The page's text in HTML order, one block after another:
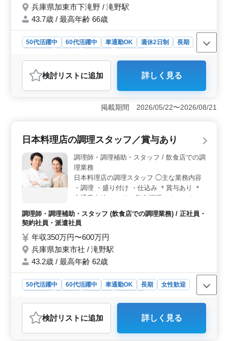
ださい♪
兵庫県加東市下滝野 / 滝野駅
43.7歳 / 最高年齢 66歳
50代活躍中 60代活躍中 車通勤OK 週休2日制
長期
調理師・調理補助・スタッフ
おすすめポイント
＜勤務環境＞ 正社員、契約社員、アルバイト、派遣社
員と、複数の雇用形態から選べます。社会保険も完備さ
れており、安心して働けます。 ＜中高年活躍中＞
方も応募可能です。 ＜業務内容＞ 調理、盛り付
け、仕込み、食器洗浄、厨房業務、店内清掃、調理補助
など、多岐にわたる業務があり、経験・スキルを活かせ
ます。
検討リスト に追加 詳しく見る
掲載期間 2026/05/22〜2026/08/21
日本料理店の調理スタッフ／賞与あり
調理師・調理補助・スタッフ / 飲食店での調
理業務
日本料理店の調理スタッフ ◯主な業務内容
・調理 ・盛り付け ・仕込み ＊賞与あり ＊
交通費支給 ベテラン和食調理スタッフを募
職場です。
調理師・調理補助・スタッフ (飲食店での調理業務) / 正社員・
契約社員・派遣社員
年収350万円〜600万円
兵庫県加東市社 / 滝野駅
43.2歳 / 最高年齢 62歳
50代活躍中 60代活躍中 車通勤OK 長期
女性歓迎
おすすめポイント
＜経験を活かせる和食の現場＞ 調理・盛り付け・仕込
検討リスト に追加 詳しく見る